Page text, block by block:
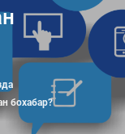
бохабар?